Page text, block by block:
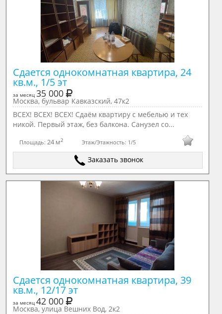
Сдается однокомнатная квартира, 24
кв.м., 1/5 эт
за месяц 35 000
Москва, бульвар Кавказский, 47к2
ВСЕХ! ВСЕХ! ВСЕХ! Сдаём квартиру с мебелью и тех
никой. Первый этаж, без балкона. Санузел со...
Площадь: 24 м2 Этаж/Этажность: 1/5
Заказать звонок
Сдается однокомнатная квартира, 39
кв.м., 12/17 эт
за месяц 42 000
Москва, улица Вешних Вод, 2к2